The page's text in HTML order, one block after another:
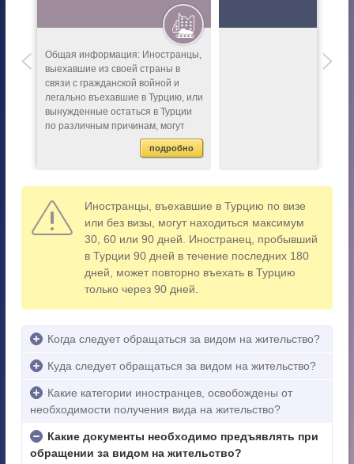
Общая информация: Иностранцы,
выехавшие из своей страны в
связи с гражданской войной и
легально въехавшие в Турцию, или
вынужденные остаться в Турции
по различным причинам, могут
получить вид на жительство...
подробно
Иностранцы, въехавшие в Турцию по визе
или без визы, могут находиться максимум
30, 60 или 90 дней. Иностранец, пробывший
в Турции 90 дней в течение последних 180
дней, может повторно въехать в Турцию
только через 90 дней.
Когда следует обращаться за видом на жительство?
Куда следует обращаться за видом на жительство?
Какие категории иностранцев, освобождены от
необходимости получения вида на жительство?
Какие документы необходимо предъявлять при
обращении за видом на жительство?